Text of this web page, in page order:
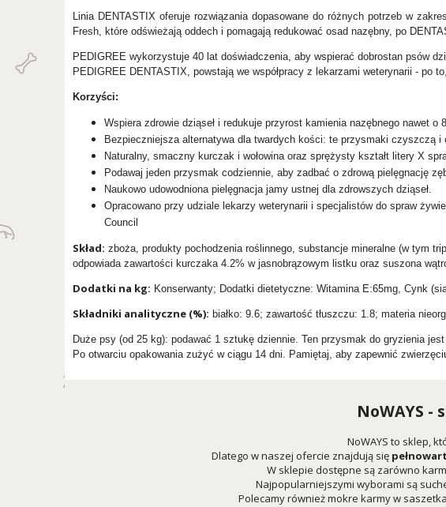
Linia DENTASTIX oferuje rozwiązania dopasowane do różnych potrzeb w
Fresh, które odświeżają oddech i pomagają redukować osad nazębny, po
PEDIGREE wykorzystuje 40 lat doświadczenia, aby wspierać dobrostan psów
PEDIGREE DENTASTIX, powstają we współpracy z lekarzami weterynarii - po
Korzyści:
Wspiera zdrowie dziąseł i redukuje przyrost kamienia nazębnego nawet o
Bezpieczniejsza alternatywa dla twardych kości: te przysmaki czyszczą i
Naturalny, smaczny kurczak i wołowina oraz sprężysty kształt litery X
Podawaj jeden przysmak codziennie, aby zadbać o zdrową pielęgnację
Naukowo udowodniona pielęgnacja jamy ustnej dla zdrowszych dziąseł.
Opracowano przy udziale lekarzy weterynarii i specjalistów do spraw
Council
Skład: zboża, produkty pochodzenia roślinnego, substancje mineralne (w tym
odpowiada zawartości kurczaka 4.2% w jasnobrązowym listku oraz suszona
Dodatki na kg: Konserwanty; Dodatki dietetyczne: Witamina E:65mg, Cynk
Składniki analityczne (%): białko: 9.6; zawartość tłuszczu: 1.8; materia
Duże psy (od 25 kg): podawać 1 sztukę dziennie. Ten przysmak do gryzienia
Po otwarciu opakowania zużyć w ciągu 14 dni. Pamiętaj, aby zapewnić
NoWAYS
NoWAYS to sklep,
Dlatego w naszej ofercie znajdują się
W sklepie dostępne są zarówno
Najpopularniejszymi wyborami są
Polecamy również mokre karmy w